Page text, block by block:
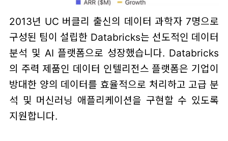
2013년 UC 버클리 출신의 데이터 과학자 7명으로
구성된 팀이 설립한 Databricks는 선도적인 데이터
분석 및 AI 플랫폼으로 성장했습니다. Databricks
의 주력 제품인 데이터 인텔리전스 플랫폼은 기업이
방대한 양의 데이터를 효율적으로 처리하고 고급 분
석 및 머신러닝 애플리케이션을 구현할 수 있도록
지원합니다.